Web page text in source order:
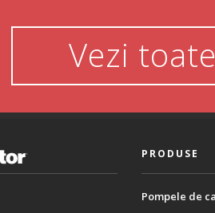
Vezi
PRODUSE
Pompele de